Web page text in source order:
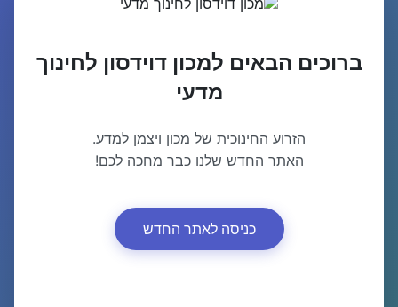
ברוכים הבאים למכון דוידסון לחינוך
מדעי
הזרוע החינוכית של מכון ויצמן למדע.
האתר החדש שלנו כבר מחכה לכם!
כניסה לאתר החדש